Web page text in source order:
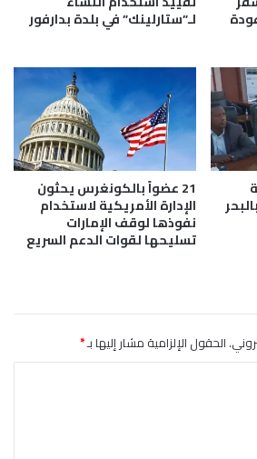
لـ”ستارلينك” في بلدة بدارفور
21 عضواً بالكونغرس يحثون
الإدارة الأمريكية لاستخدام
نفوذها لوقف الإمارات
تسليحها لقوات الدعم السريع
الحقول الإلزامية مشار إليها بـ*